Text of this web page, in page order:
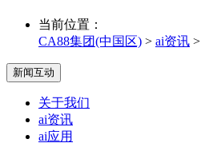
当前位置：
CA88集团(中国区) > ai资讯 >
新闻互动
关于我们
ai资讯
ai应用